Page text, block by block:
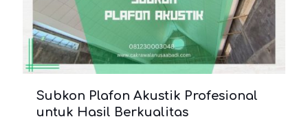
Subkon Plafon Akustik Profesional
untuk Hasil Berkualitas